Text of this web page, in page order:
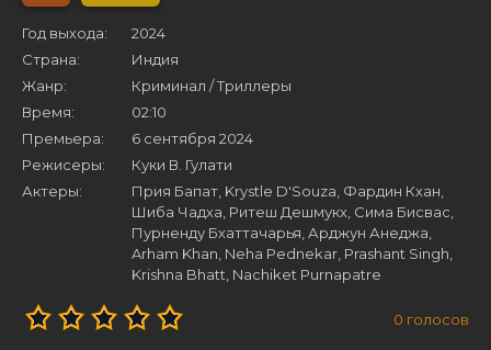
Год выхода:
2024
Страна:
Индия
Жанр:
Криминал / Триллеры
Время:
02:10
Премьера:
6 сентября 2024
Режисеры:
Куки В. Гулати
Актеры:
Прия Бапат, Krystle D'Souza, Фардин Кхан,
Шиба Чадха, Ритеш Дешмукх, Сима Бисвас,
Пурненду Бхаттачарья, Арджун Анеджа,
Arham Khan, Neha Pednekar, Prashant Singh,
Krishna Bhatt, Nachiket Purnapatre
0 голосов